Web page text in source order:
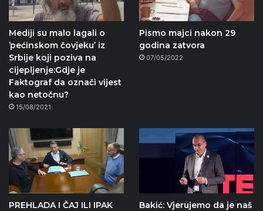
Mediji su malo lagali o
ʼpećinskom čovjekuʼ iz
Srbije koji poziva na
cijepljenje:Gdje je
Faktograf da označi vijest
kao netočnu?
15/08/2021
Pismo majci nakon 29
godina zatvora
07/05/2022
PREHLADA I ČAJ ILI IPAK
Bakić: Vjerujemo da je naš